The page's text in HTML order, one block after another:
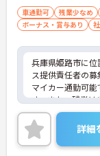
車通勤可 残業少なめ
ボーナス・賞与あり
兵庫県姫路市に
ス提供責任者の募
マイカー通勤可
す。また、残業
の両立が可能です
ご興味のある方に
に詳細をご案内し
い！
詳細